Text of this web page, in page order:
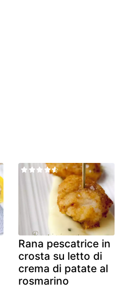
Rana pescatrice in
crosta su letto di
crema di patate al
rosmarino